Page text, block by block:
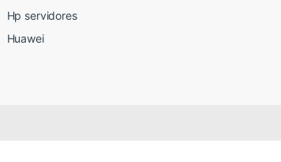
Hp servidores
Huawei